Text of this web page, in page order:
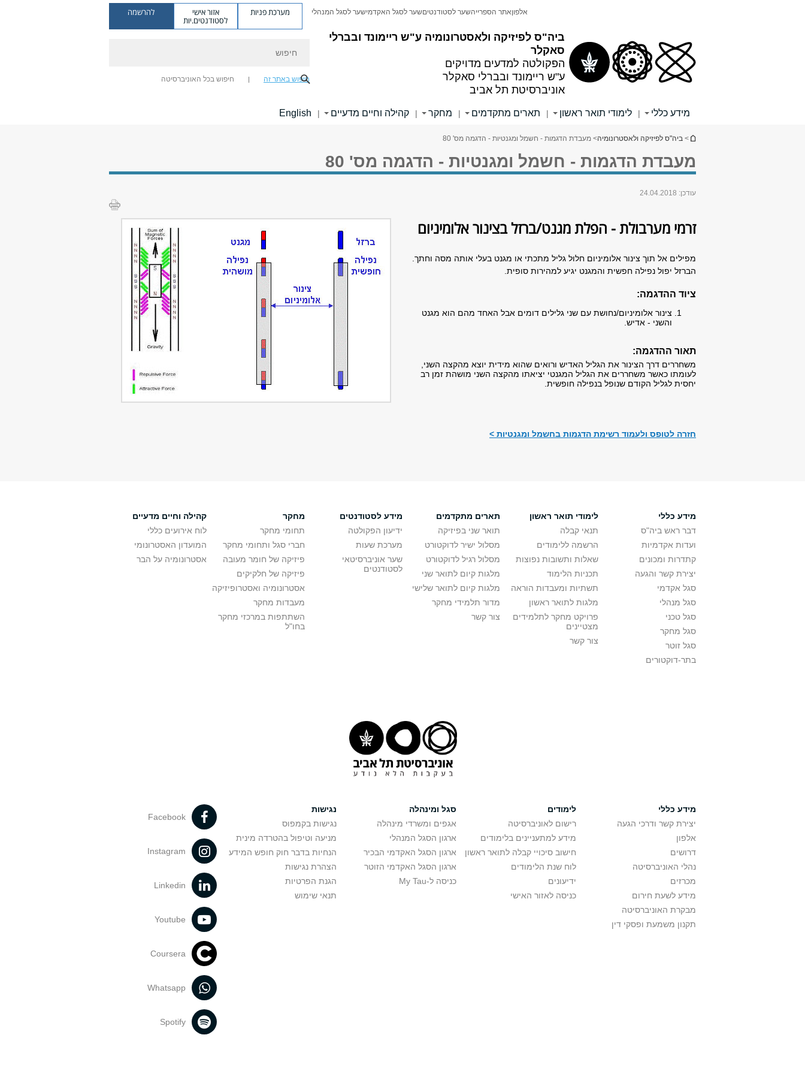
ביה"ס לפיזיקה ולאסטרונומיה ע"ש ריימונד ובברלי
סאקלר
הפקולטה למדעים מדויקים
ע"ש ריימונד ובברלי סאקלר
אוניברסיטת תל אביב
אלפוןאתר הספרייהשער לסטודנטיםשער לסגל האקדמישער לסגל המנהלי מערכת פניות אזור אישי
לסטודנטים.יות
להרשמה
חיפוש באתר זה חיפוש בכל האוניברסיטה
מידע כללי | לימודי תואר ראשון | תארים מתקדמים | מחקר | קהילה וחיים מדעיים |
English
הינך נמצא כאן
> ביה"ס לפיזיקה ולאסטרונומיה> מעבדת הדגמות - חשמל ומגנטיות - הדגמה מס' 80
מעבדת הדגמות - חשמל ומגנטיות - הדגמה מס' 80
עודכן: 24.04.2018
זרמי מערבולת - הפלת מגנט/ברזל בצינור אלומיניום
מפילים אל תוך צינור אלומיניום חלול גליל מתכתי או מגנט בעלי אותה מסה וחתך.
הברזל יפול נפילה חפשית והמגנט יגיע למהירות סופית.
ציוד ההדגמה:​​
צינור אלומיניום/נחושת עם שני גלילים דומים אבל האחד מהם הוא מגנט
והשני - אדיש.
תאור ההדגמה:​
משחררים דרך הצינור את הגליל האדיש ורואים שהוא מידית יוצא מהקצה השני,
לעומתו כאשר משחררים את הגליל המגנטי יציאתו מהקצה השני מושהת זמן רב
יחסית לגליל הקודם שנופל בנפילה חופשית.
חזרה לטופס ולעמוד רשימת הדגמות בחשמל ומגנטיות >
מידע כללי
דבר ראש ביה"ס
ועדות אקדמיות
קתדרות ומכונים
יצירת קשר והגעה
סגל אקדמי
סגל מנהלי
סגל טכני
סגל מחקר
סגל זוטר
בתר-דוקטורים
לימודי תואר ראשון
תנאי קבלה
הרשמה ללימודים
שאלות ותשובות נפוצות
תכניות הלימוד
תשתיות ומעבדות הוראה
מלגות לתואר ראשון
פרויקט מחקר לתלמידים
מצטיינים
צור קשר
תארים מתקדמים
תואר שני בפיזיקה
מסלול ישיר לדוקטורט
מסלול רגיל לדוקטורט
מלגות קיום לתואר שני
מלגות קיום לתואר שלישי
מדור תלמידי מחקר
צור קשר
מידע לסטודנטים
ידיעון הפקולטה
מערכת שעות
שער אוניברסיטאי
לסטודנטים
מחקר
תחומי מחקר
חברי סגל ותחומי מחקר
פיזיקה של חומר מעובה
פיזיקה של חלקיקים
אסטרונומיה ואסטרופיזיקה
מעבדות מחקר
השתתפות במרכזי מחקר
בחו"ל
קהילה וחיים מדעיים
לוח אירועים כללי
המועדון האסטרונומי
אסטרונומיה על הבר
מידע כללי
יצירת קשר ודרכי הגעה
אלפון
דרושים
נהלי האוניברסיטה
מכרזים
מידע לשעת חירום
מבקרת האוניברסיטה
תקנון משמעת ופסקי דין
לימודים
רישום לאוניברסיטה
מידע למתעניינים בלימודים
חישוב סיכויי קבלה לתואר ראשון
לוח שנת הלימודים
ידיעונים
כניסה לאזור האישי
סגל ומינהלה
אגפים ומשרדי מינהלה
ארגון הסגל המנהלי
ארגון הסגל האקדמי הבכיר
ארגון הסגל האקדמי הזוטר
כניסה ל-My Tau
נגישות
נגישות בקמפוס
מניעה וטיפול בהטרדה מינית
הנחיות בדבר חוק חופש המידע
הצהרת נגישות
הגנת הפרטיות
תנאי שימוש
Facebook
Instagram
Linkedin
Youtube
Coursera
Whatsapp
Spotify